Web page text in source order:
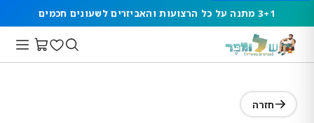
3+1 מתנה על כל הרצועות והאביזרים לשעונים חכמים
חזרה